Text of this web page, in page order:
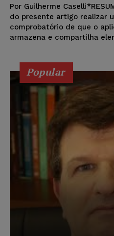
Por Guilherme
do presente artigo realizar
comprobatório de que o
armazena e compartilha
Popular